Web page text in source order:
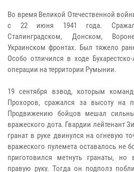
Во время Великой Отечественной
с 22 июня 1941 года.
Сталинградском, Донском,
Украинском фронтах. Был тяжело
Особо отличился в ходе
операции на территории Румынии.
19 сентября взвод, которым
Прохоров, сражался за высоту на
Продвижению бойцов мешал
вражеского дота. Гвардии лейтенант
гранат в руке двинулся на огневую
вражеского пулемета оставалось не
приготовился метнуть гранаты, но
правую руку. Тогда он подполз